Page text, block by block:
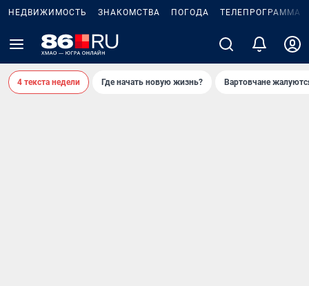
НЕДВИЖИМОСТЬ ЗНАКОМСТВА ПОГОДА ТЕЛЕПРОГРАММА
4 текста недели Где начать новую жизнь? Вартовчане